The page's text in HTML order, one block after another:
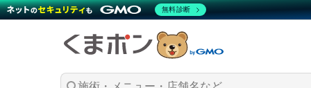
無料診断